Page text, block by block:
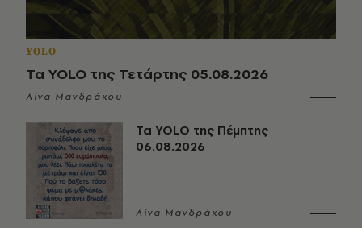
YOLO
Τα YOLO της Τετάρτης 05.08.2026
Λίνα Μανδράκου
Τα YOLO της Πέμπτης
06.08.2026
Λίνα Μανδράκου